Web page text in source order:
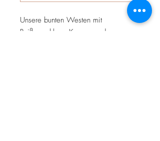
Unsere bunten Westen mit
Reißverschluss, Kapuze und